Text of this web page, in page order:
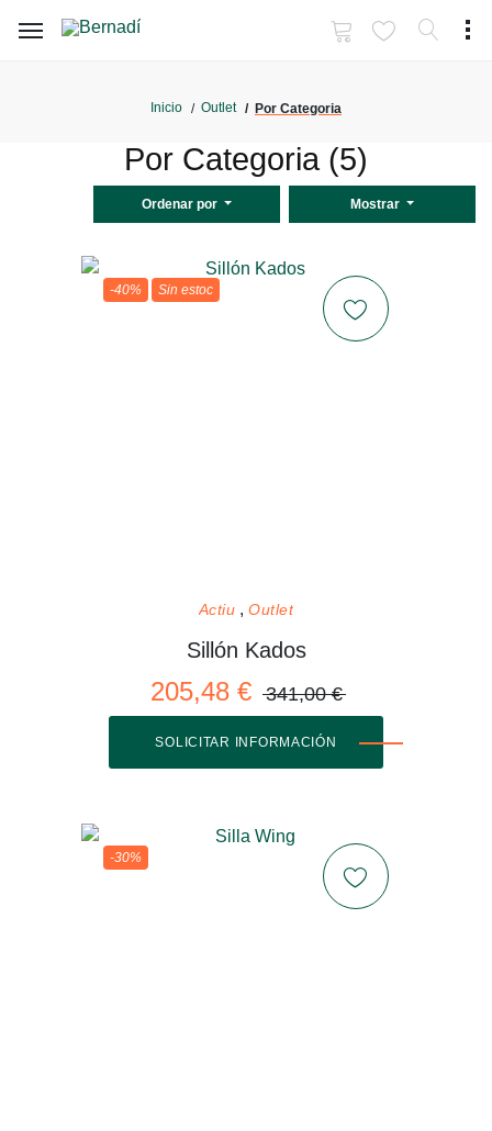
Inicio Outlet Por Categoria
Por Categoria (5)
Ordenar por Mostrar
-40% Sin estoc
Actiu Outlet
Sillón Kados
205,48 € 341,00 €
SOLICITAR INFORMACIÓN
-30%